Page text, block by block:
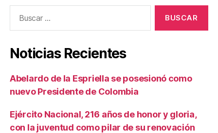
Noticias Recientes
Abelardo de la Espriella se posesionó como
nuevo Presidente de Colombia
Ejército Nacional, 216 años de honor y gloria,
con la juventud como pilar de su renovación